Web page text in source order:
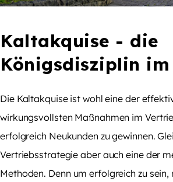
Kaltakquise - die
Königsdisziplin
Die Kaltakquise ist wohl eine der
wirkungsvollsten Maßnahmen im
erfolgreich Neukunden zu gewinnen.
Vertriebsstrategie aber auch eine der
Methoden. Denn um erfolgreich zu